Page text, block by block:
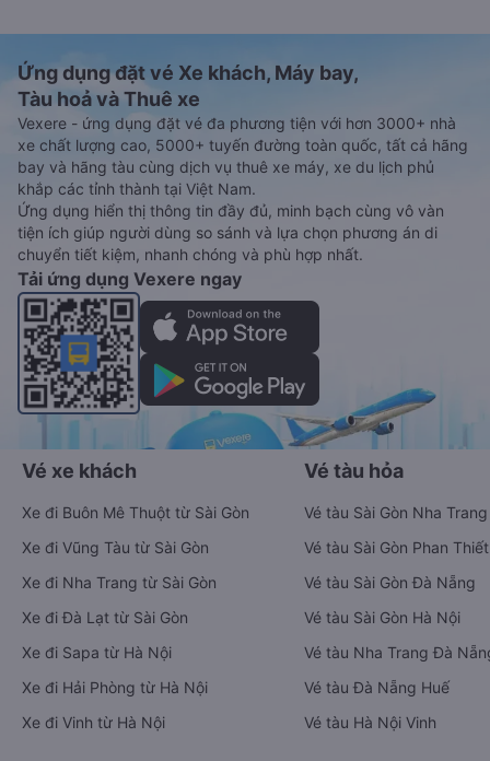
Ứng dụng đặt vé Xe khách, Máy bay,
Tàu hoả và Thuê xe
Vexere - ứng dụng đặt vé đa phương tiện với hơn 3000+ nhà
xe chất lượng cao, 5000+ tuyến đường toàn quốc, tất cả hãng
bay và hãng tàu cùng dịch vụ thuê xe máy, xe du lịch phủ
khắp các tỉnh thành tại Việt Nam.
Ứng dụng hiển thị thông tin đầy đủ, minh bạch cùng vô vàn
tiện ích giúp người dùng so sánh và lựa chọn phương án di
chuyển tiết kiệm, nhanh chóng và phù hợp nhất.
Tải ứng dụng Vexere ngay
Vé xe khách
Xe đi Buôn Mê Thuột từ Sài Gòn
Xe đi Vũng Tàu từ Sài Gòn
Xe đi Nha Trang từ Sài Gòn
Xe đi Đà Lạt từ Sài Gòn
Xe đi Sapa từ Hà Nội
Xe đi Hải Phòng từ Hà Nội
Xe đi Vinh từ Hà Nội
Vé tàu hỏa
Vé tàu Sài Gòn Nha Trang
Vé tàu Sài Gòn Phan Thiết
Vé tàu Sài Gòn Đà Nẵng
Vé tàu Sài Gòn Hà Nội
Vé tàu Nha Trang Đà
Vé tàu Đà Nẵng Huế
Vé tàu Hà Nội Vinh